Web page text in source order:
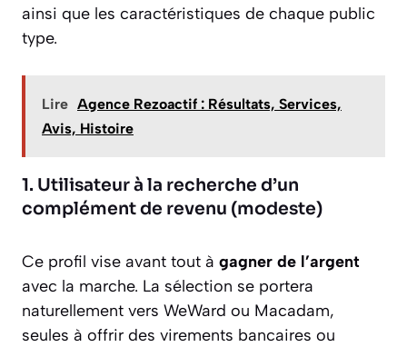
ainsi que les caractéristiques de chaque public
type.
Lire Agence Rezoactif : Résultats, Services,
Avis, Histoire
1. Utilisateur à la recherche d’un
complément de revenu (modeste)
Ce profil vise avant tout à gagner de l’argent
avec la marche. La sélection se portera
naturellement vers WeWard ou Macadam,
seules à offrir des virements bancaires ou